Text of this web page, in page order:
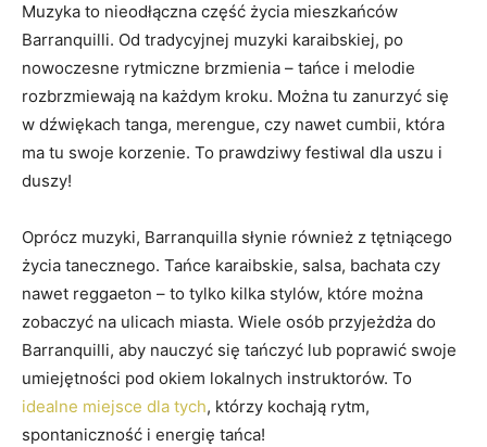
Muzyka to nieodłączna⁢ część życia ⁣mieszkańców⁣
Barranquilli. ⁢Od tradycyjnej muzyki karaibskiej, po
nowoczesne rytmiczne⁢ brzmienia – ⁢tańce i melodie⁤
rozbrzmiewają na każdym kroku. ⁢Można tu ⁢zanurzyć się
w ⁣dźwiękach tanga, merengue,‌ czy​ nawet cumbii, która
ma ⁢tu swoje korzenie. To ‌prawdziwy festiwal dla uszu i
⁢duszy!
Oprócz muzyki, Barranquilla słynie ⁢również⁤ z⁣ tętniącego
⁤życia tanecznego. Tańce karaibskie,​ salsa, bachata​ czy ​
nawet reggaeton – to tylko kilka ⁢stylów, które można
zobaczyć⁣ na⁤ ulicach⁢ miasta.‌ Wiele ⁢osób przyjeżdża do
Barranquilli, aby nauczyć się ⁣tańczyć​ lub ⁢poprawić swoje
umiejętności pod okiem lokalnych instruktorów. To
idealne miejsce dla ‌tych, którzy ⁢kochają‍ rytm,
⁤spontaniczność i energię⁢ tańca!